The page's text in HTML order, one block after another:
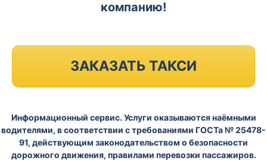
компанию!
ЗАКАЗАТЬ ТАКСИ
Информационный сервис. Услуги оказываются наёмными
водителями, в соответствии с требованиями ГОСТа № 25478-
91, действующим законодательством о безопасности
дорожного движения, правилами перевозки пассажиров.